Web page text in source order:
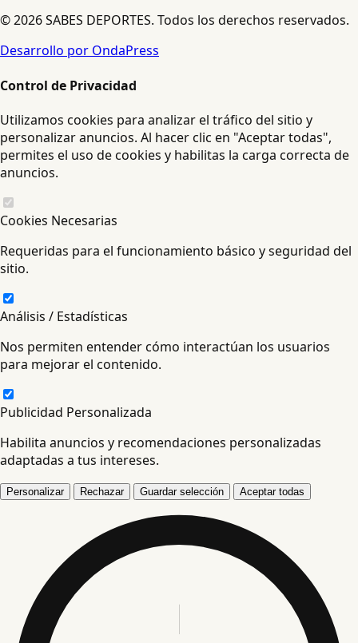
© 2026 SABES DEPORTES. Todos los derechos reservados.
Desarrollo por OndaPress
Control de Privacidad
Utilizamos cookies para analizar el tráfico del sitio y
personalizar anuncios. Al hacer clic en "Aceptar todas",
permites el uso de cookies y habilitas la carga correcta de
anuncios.
Cookies Necesarias
Requeridas para el funcionamiento básico y seguridad del
sitio.
Análisis / Estadísticas
Nos permiten entender cómo interactúan los usuarios
para mejorar el contenido.
Publicidad Personalizada
Habilita anuncios y recomendaciones personalizadas
adaptadas a tus intereses.
Personalizar Rechazar Guardar selección Aceptar todas